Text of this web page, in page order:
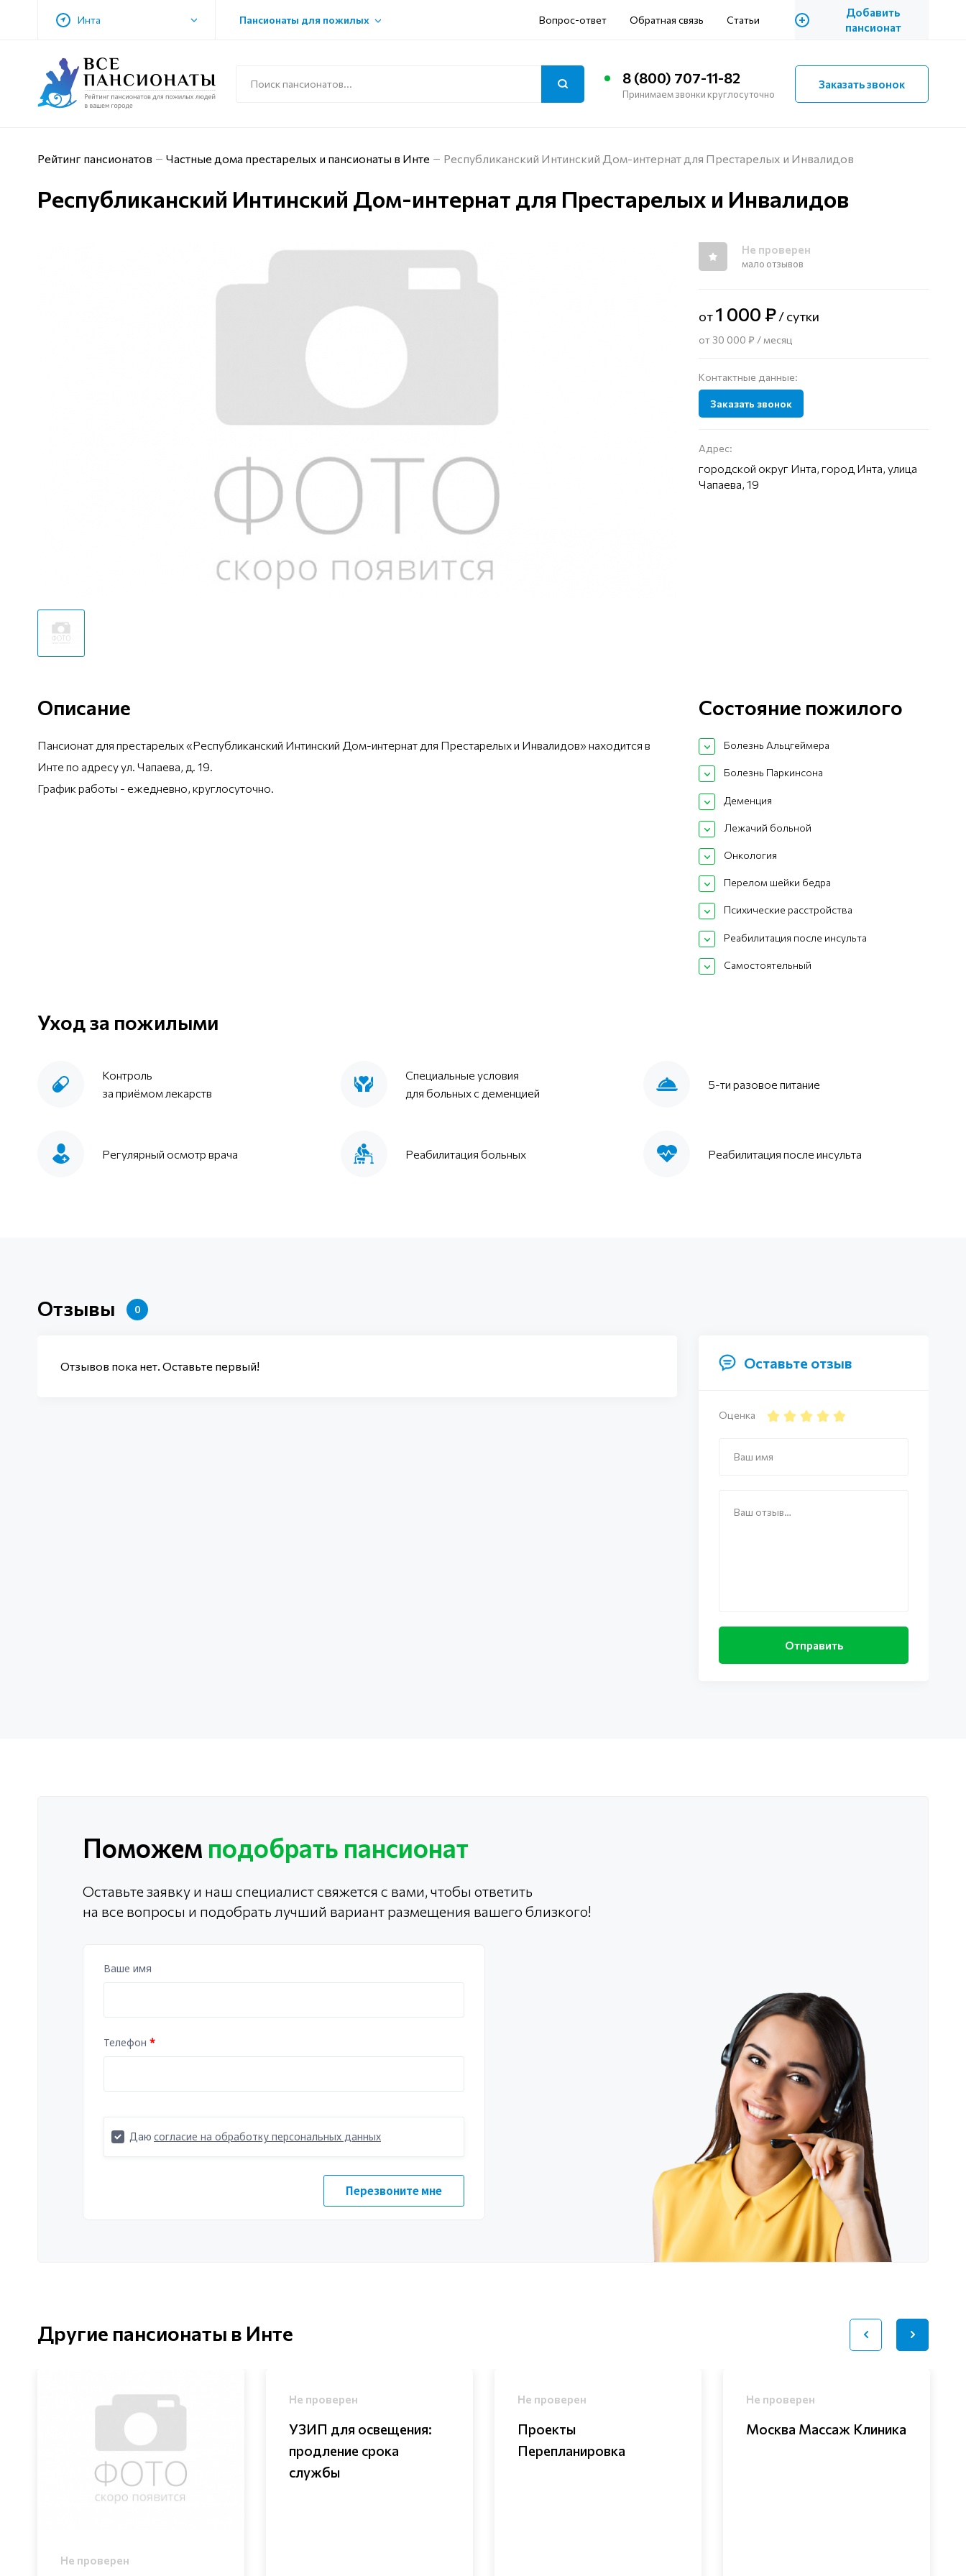
Инта Пансионаты для пожилых Вопрос-ответ Обратная связь Статьи +
Добавить
пансионат
8 (800) 707-11-82
Принимаем звонки круглосуточно
Заказать звонок
Рейтинг пансионатов Частные дома престарелых и пансионаты в Инте Республиканский Интинский Дом-интернат для Престарелых и Инвалидов
Республиканский Интинский Дом-интернат для Престарелых и Инвалидов
Не проверен
мало отзывов
от1 000 ₽/ сутки
от 30 000 ₽ / месяц
Контактные данные:
Заказать звонок
Адрес:
городской округ Инта, город Инта, улица
Чапаева, 19
Описание
Пансионат для престарелых «Республиканский Интинский Дом-интернат для Престарелых и Инвалидов» находится в
Инте по адресу ул. Чапаева, д. 19.
График работы - ежедневно, круглосуточно.
Состояние пожилого
Болезнь Альцгеймера
Болезнь Паркинсона
Деменция
Лежачий больной
Онкология
Перелом шейки бедра
Психические расстройства
Реабилитация после инсульта
Самостоятельный
Уход за пожилыми
Контроль
за приёмом лекарств
Специальные условия
для больных с деменцией
5-ти разовое питание
Регулярный осмотр врача Реабилитация больных Реабилитация после инсульта
Отзывы 0
Отзывов пока нет. Оставьте первый! Оставьте отзыв
Оценка
Поможем подобрать пансионат
Оставьте заявку и наш специалист свяжется с вами, чтобы ответить
на все вопросы и подобрать лучший вариант размещения вашего близкого!
Другие пансионаты в Инте
Не проверен
Не проверен
УЗИП для освещения:
продление срока
службы
Не проверен
Проекты
Перепланировка
Не проверен
Москва Массаж Клиника